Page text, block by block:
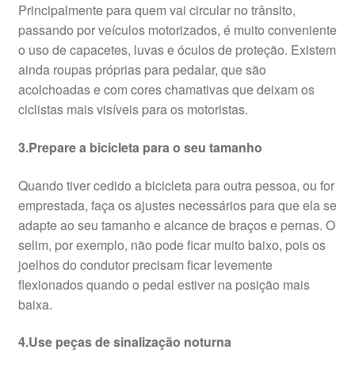
Principalmente para quem vai circular no trânsito,
passando por veículos motorizados, é muito conveniente
o uso de capacetes, luvas e óculos de proteção. Existem
ainda roupas próprias para pedalar, que são
acolchoadas e com cores chamativas que deixam os
ciclistas mais visíveis para os motoristas.
3.Prepare a bicicleta para o seu tamanho
Quando tiver cedido a bicicleta para outra pessoa, ou for
emprestada, faça os ajustes necessários para que ela se
adapte ao seu tamanho e alcance de braços e pernas. O
selim, por exemplo, não pode ficar muito baixo, pois os
joelhos do condutor precisam ficar levemente
flexionados quando o pedal estiver na posição mais
baixa.
4.Use peças de sinalização noturna